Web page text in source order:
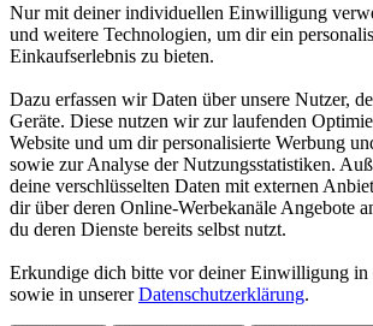
Nur mit deiner individuellen Einwilligung
und weitere Technologien, um dir ein
Einkaufserlebnis zu bieten.
Dazu erfassen wir Daten über unsere Nutzer,
Geräte. Diese nutzen wir zur laufenden
Website und um dir personalisierte Werbung
sowie zur Analyse der Nutzungsstatistiken.
deine verschlüsselten Daten mit externen
dir über deren Online-Werbekanäle Angebote
du deren Dienste bereits selbst nutzt.
Erkundige dich bitte vor deiner Einwilligung in
sowie in unsererDatenschutzerklärung.